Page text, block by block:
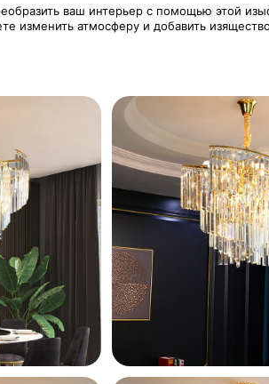
ваш интерьер с помощью этой
атмосферу и добавить